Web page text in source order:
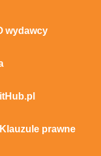
wydawcy
Klauzule prawne